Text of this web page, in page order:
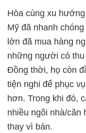
Hòa cùng xu
Mỹ đã nhanh
lớn đã mua hàng
những người có
Đồng thời, họ còn
tiện nghi để phục
hơn. Trong khi đó,
nhiều ngôi nhà/căn
thay vì bán.